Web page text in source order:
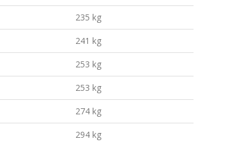
235 kg
241 kg
253 kg
253 kg
274 kg
294 kg